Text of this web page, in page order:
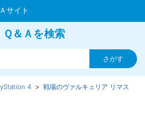
Ｑ＆Ａを検索
4
戦場のヴァルキュリア リマス